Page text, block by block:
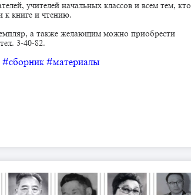
учителей начальных классов и всем тем, кто
к книге и чтению.
а также желающим можно приобрести
3-40-82.
#сборник #материалы